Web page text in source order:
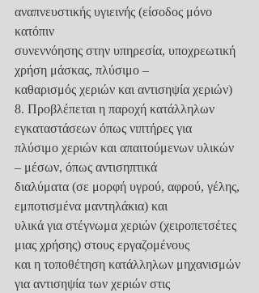
αναπνευστικής υγιεινής (είσοδος μόνο
κατόπιν
συνεννόησης στην υπηρεσία, υποχρεωτική
χρήση μάσκας, πλύσιμο –
καθαρισμός χεριών και αντισηψία χεριών)
8. Προβλέπεται η παροχή κατάλληλων
εγκαταστάσεων όπως νιπτήρες για
πλύσιμο χεριών και απαιτούμενων υλικών
– μέσων, όπως αντισηπτικά
διαλύματα (σε μορφή υγρού, αφρού, γέλης,
εμποτισμένα μαντηλάκια) και
υλικά για στέγνωμα χεριών (χειροπετσέτες
μιας χρήσης) στους εργαζομένους
και η τοποθέτηση κατάλληλων μηχανισμών
για αντισηψία των χεριών στις